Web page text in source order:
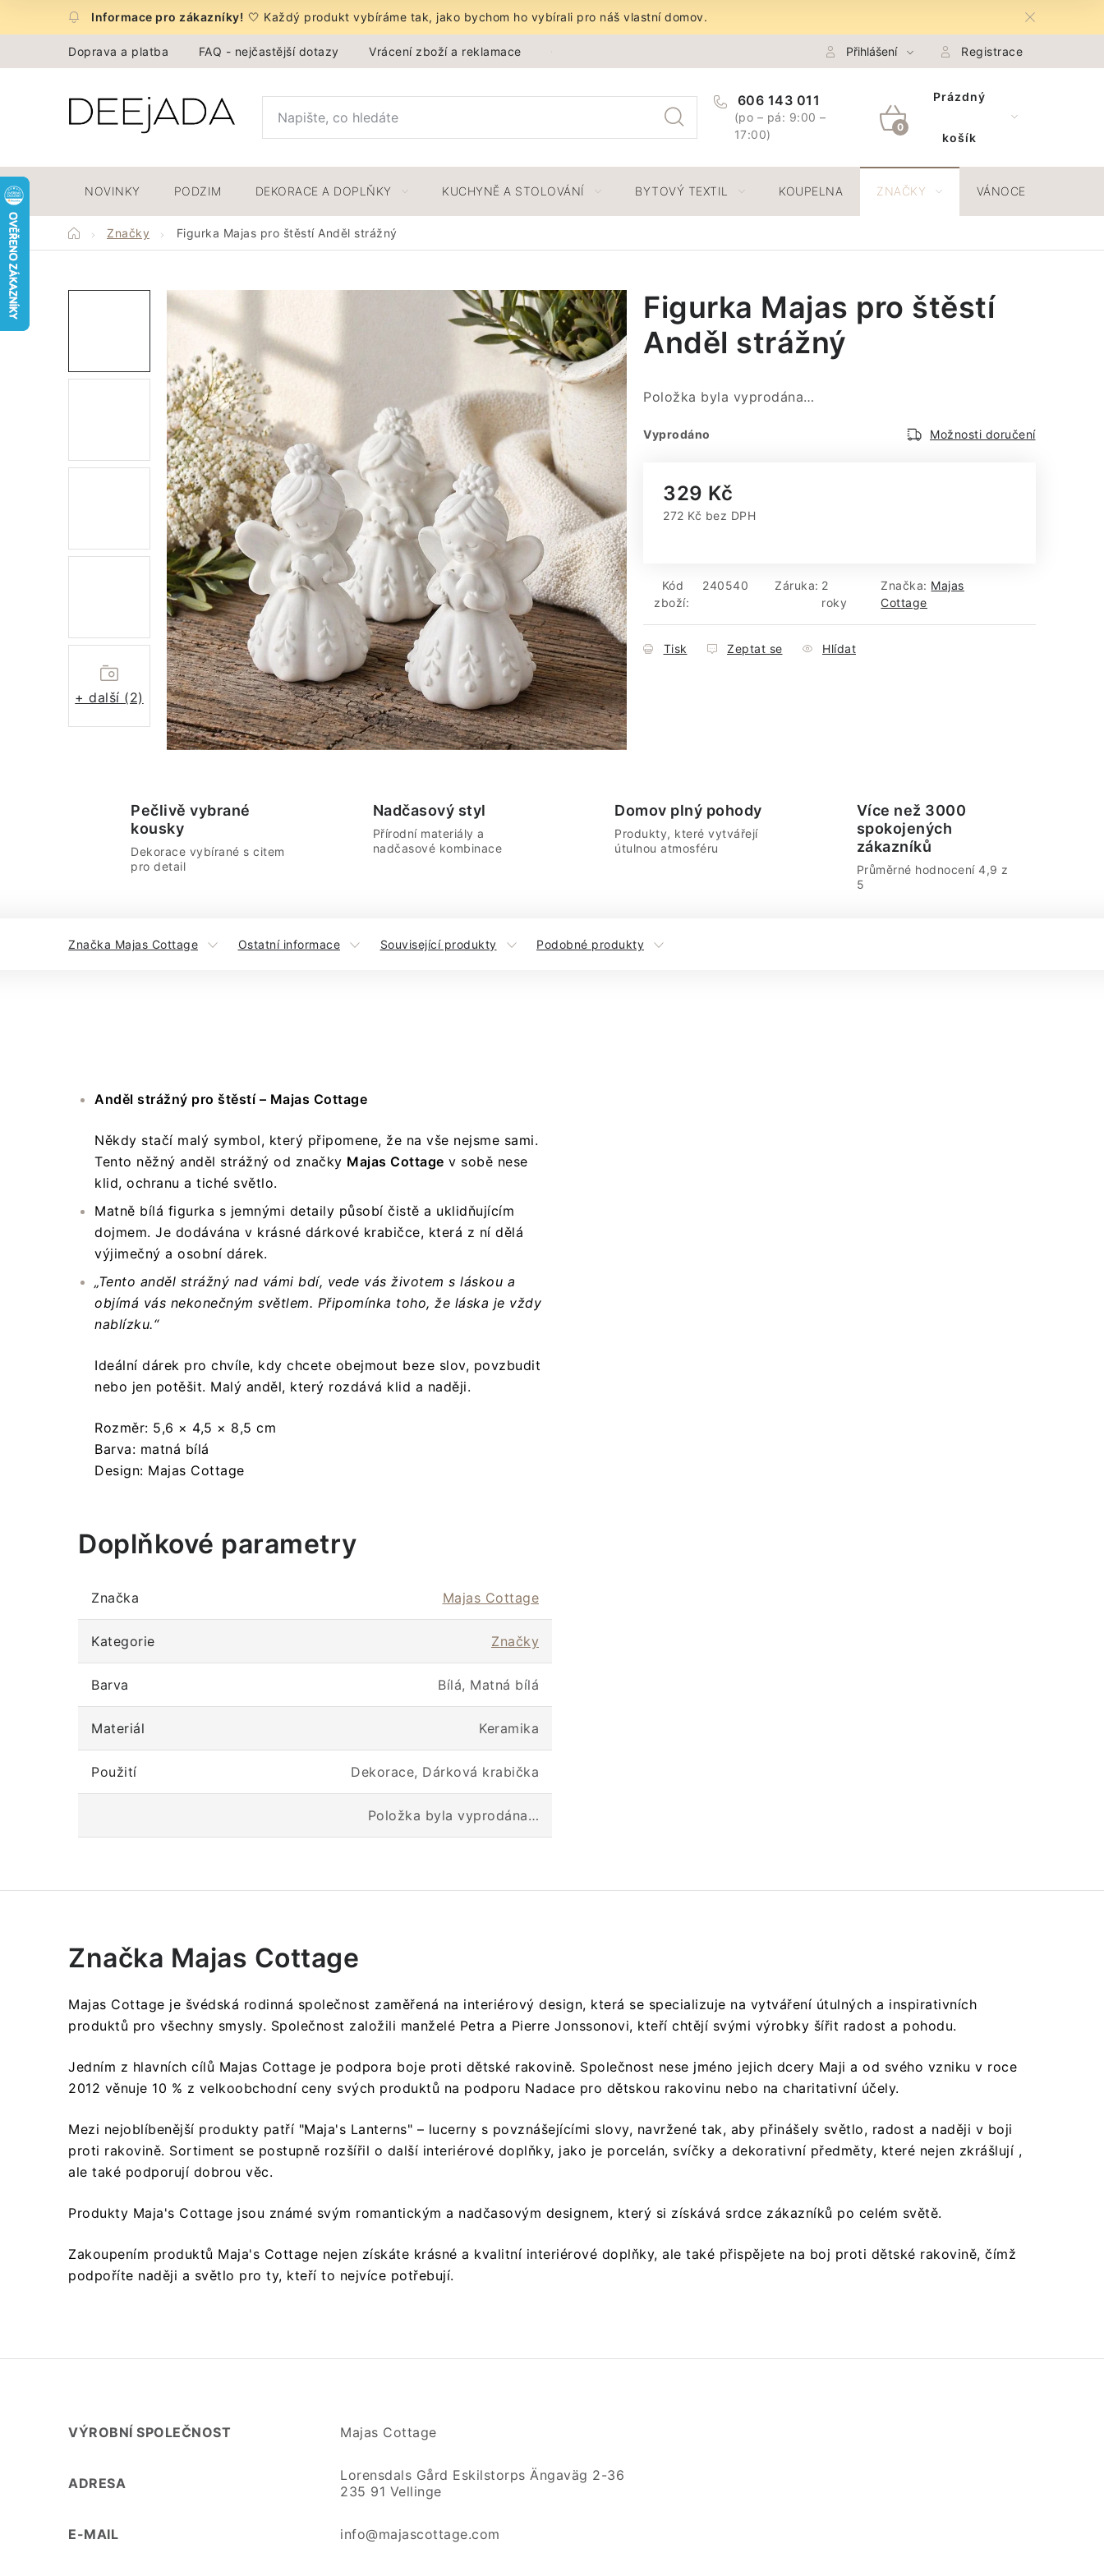
🤍 Každý produkt vybíráme tak, jako bychom ho vybírali pro náš vlastní domov.
Doprava a platba FAQ - nejčastější dotazy Vrácení zboží a reklamace Ochrana Osobních údajů GDPR Spojte se s námi
Přihlášení Registrace
606 143 011
(po – pá: 9:00 –
17:00)
NÁKUPNÍ
Prázdný
košík
NOVINKY PODZIM DEKORACE A DOPLŇKY KUCHYNĚ A STOLOVÁNÍ BYTOVÝ TEXTIL KOUPELNA ZNAČKY VÁNOCE
DomůZnačky Figurka Majas pro štěstí Anděl strážný
+ další (2)
Figurka Majas pro štěstí
Anděl strážný
Položka byla vyprodána…
Vyprodáno Možnosti doručení
329 Kč
272 Kč bez DPH
Kód
zboží:
240540 Záruka: 2
roky
Značka: Majas
Cottage
Tisk Zeptat se Hlídat
Pečlivě vybrané
kousky
Dekorace vybírané s citem
pro detail
Nadčasový styl
Přírodní materiály a
nadčasové kombinace
Domov plný pohody
Produkty, které vytvářejí
útulnou atmosféru
Více než 3000
spokojených
zákazníků
Průměrné hodnocení 4,9 z
5
Značka Majas Cottage Ostatní informace Související produkty Podobné produkty
Anděl strážný pro štěstí – Majas Cottage
Někdy stačí malý symbol, který připomene, že na vše nejsme sami.
Tento něžný anděl strážný od značky Majas Cottage v sobě nese
klid, ochranu a tiché světlo.
Matně bílá figurka s jemnými detaily působí čistě a uklidňujícím
dojmem. Je dodávána v krásné dárkové krabičce, která z ní dělá
výjimečný a osobní dárek.
„Tento anděl strážný nad vámi bdí, vede vás životem s láskou a
objímá vás nekonečným světlem. Připomínka toho, že láska je vždy
nablízku.“
Ideální dárek pro chvíle, kdy chcete obejmout beze slov, povzbudit
nebo jen potěšit. Malý anděl, který rozdává klid a naději.
Rozměr: 5,6 × 4,5 × 8,5 cm
Barva: matná bílá
Design: Majas Cottage
Doplňkové parametry
Značka Majas Cottage
Kategorie Značky
Barva Bílá, Matná bílá
Materiál Keramika
Použití Dekorace, Dárková krabička
Položka byla vyprodána…
Značka Majas Cottage
Majas Cottage je švédská rodinná společnost zaměřená na interiérový design, která se specializuje na vytváření útulných a inspirativních
produktů pro všechny smysly. Společnost založili manželé Petra a Pierre Jonssonovi, kteří chtějí svými výrobky šířit radost a pohodu.
Jedním z hlavních cílů Majas Cottage je podpora boje proti dětské rakovině. Společnost nese jméno jejich dcery Maji a od svého vzniku v roce
2012 věnuje 10 % z velkoobchodní ceny svých produktů na podporu Nadace pro dětskou rakovinu nebo na charitativní účely.
Mezi nejoblíbenější produkty patří "Maja's Lanterns" – lucerny s povznášejícími slovy, navržené tak, aby přinášely světlo, radost a naději v boji
proti rakovině. Sortiment se postupně rozšířil o další interiérové doplňky, jako je porcelán, svíčky a dekorativní předměty, které nejen zkrášlují ,
ale také podporují dobrou věc.
Produkty Maja's Cottage jsou známé svým romantickým a nadčasovým designem, který si získává srdce zákazníků po celém světě.
Zakoupením produktů Maja's Cottage nejen získáte krásné a kvalitní interiérové doplňky, ale také přispějete na boj proti dětské rakovině, čímž
podpoříte naději a světlo pro ty, kteří to nejvíce potřebují.
VÝROBNÍ SPOLEČNOST Majas Cottage
ADRESA
Lorensdals Gård Eskilstorps Ängaväg 2-36
235 91 Vellinge
E-MAIL info@majascottage.com